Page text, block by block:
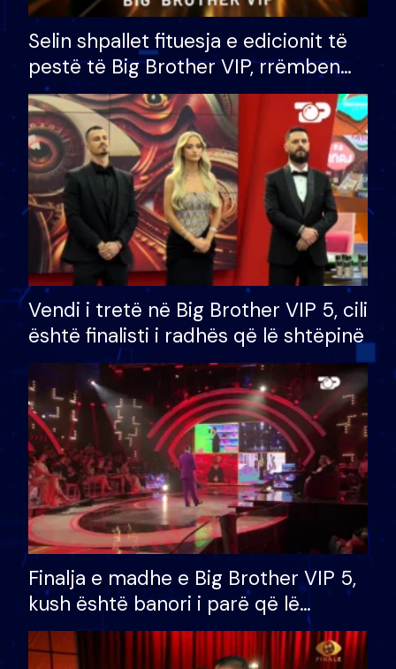
Selin shpallet fituesja e edicionit të
pestë të Big Brother VIP, rrëmben
çmimin e madh prej 100 mijë eurosh
Vendi i tretë në Big Brother VIP 5, cili
është finalisti i radhës që lë shtëpinë
Finalja e madhe e Big Brother VIP 5,
kush është banori i parë që lë
shtëpinë dhe humb mundësinë për
të fituar çmimin e madh